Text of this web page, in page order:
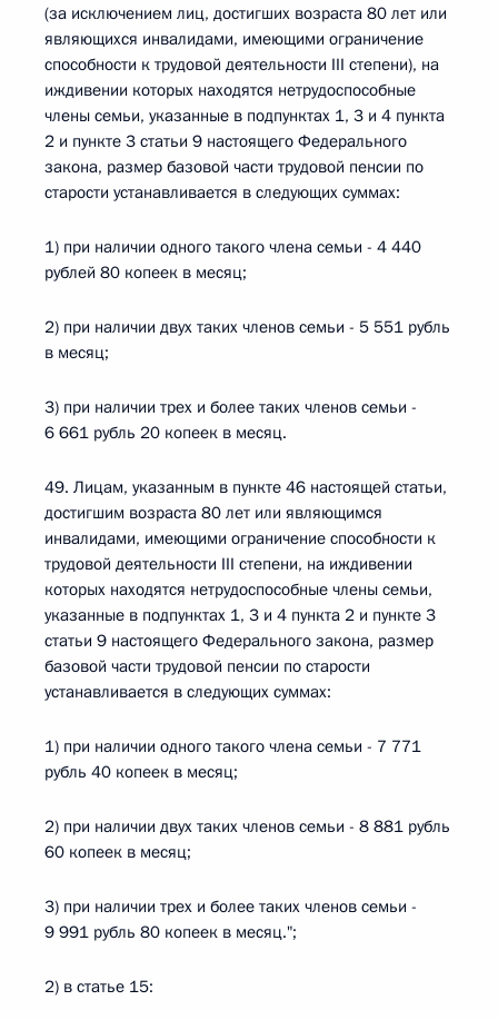
(за исключением лиц, достигших возраста 80 лет или
являющихся инвалидами, имеющими ограничение
способности к трудовой деятельности III степени), на
иждивении которых находятся нетрудоспособные
члены семьи, указанные в подпунктах 1, 3 и 4 пункта
2 и пункте 3 статьи 9 настоящего Федерального
закона, размер базовой части трудовой пенсии по
старости устанавливается в следующих суммах:
1) при наличии одного такого члена семьи - 4 440
рублей 80 копеек в месяц;
2) при наличии двух таких членов семьи - 5 551 рубль
в месяц;
3) при наличии трех и более таких членов семьи -
6 661 рубль 20 копеек в месяц.
49. Лицам, указанным в пункте 46 настоящей статьи,
достигшим возраста 80 лет или являющимся
инвалидами, имеющими ограничение способности к
трудовой деятельности III степени, на иждивении
которых находятся нетрудоспособные члены семьи,
указанные в подпунктах 1, 3 и 4 пункта 2 и пункте 3
статьи 9 настоящего Федерального закона, размер
базовой части трудовой пенсии по старости
устанавливается в следующих суммах:
1) при наличии одного такого члена семьи - 7 771
рубль 40 копеек в месяц;
2) при наличии двух таких членов семьи - 8 881 рубль
60 копеек в месяц;
3) при наличии трех и более таких членов семьи -
9 991 рубль 80 копеек в месяц.";
2) в статье 15: